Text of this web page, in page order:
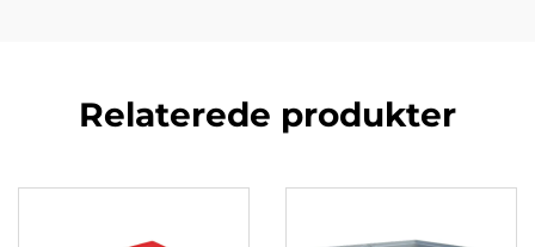
Relaterede produkter